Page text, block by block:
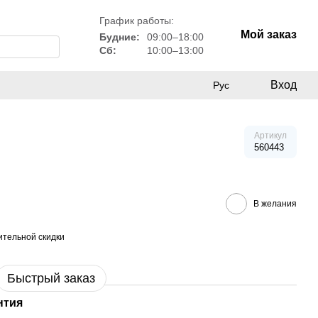
График работы:
Будние:
09:00–18:00
Сб:
10:00–13:00
Мой заказ
Рус Вход
Артикул
560443
В желания
скидки
Быстрый заказ